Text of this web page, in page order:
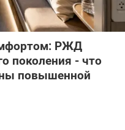
РЖД
поколения - что
повышенной